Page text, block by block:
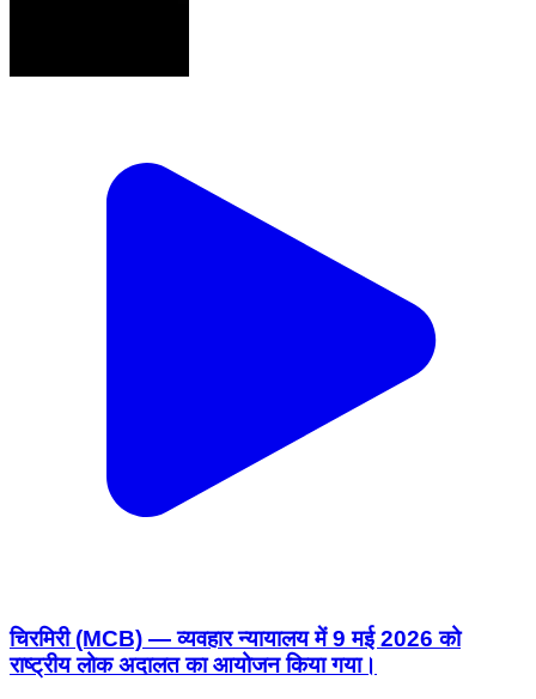
चिरमिरी (MCB) — व्यवहार न्यायालय में 9 मई 2026 को
राष्ट्रीय लोक अदालत का आयोजन किया गया।